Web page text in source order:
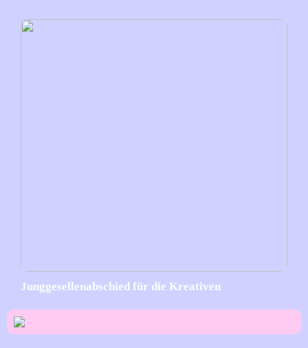
Junggesellenabschied für die Kreativen